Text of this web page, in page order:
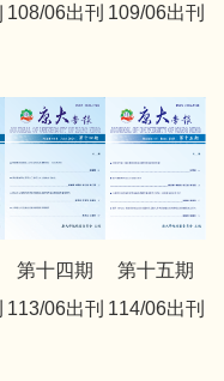
108/06出刊 109/06出刊
第十四期
113/06出刊
第十五期
114/06出刊